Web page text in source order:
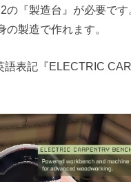
の『製造台』が必要で
製造で作れます。
表記『ELECTRIC